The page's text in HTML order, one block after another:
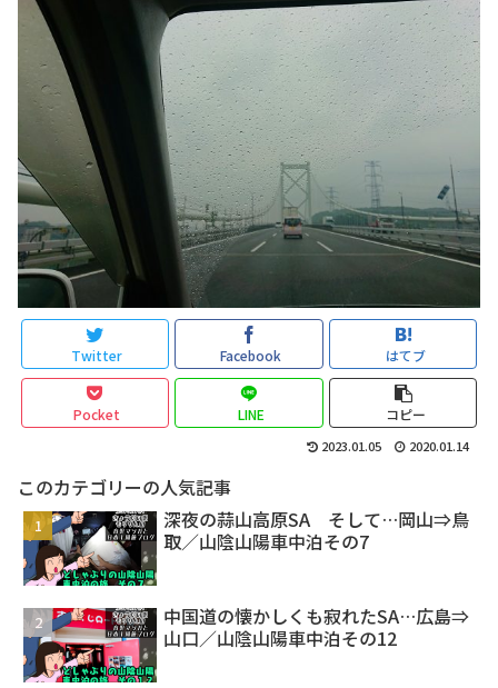
Twitter Facebook はてブ
Pocket LINE コピー
2023.01.05 2020.01.14
このカテゴリーの人気記事
深夜の蒜山高原SA そして…岡山⇒鳥
取／山陰山陽車中泊その7
中国道の懐かしくも寂れたSA…広島⇒
山口／山陰山陽車中泊その12